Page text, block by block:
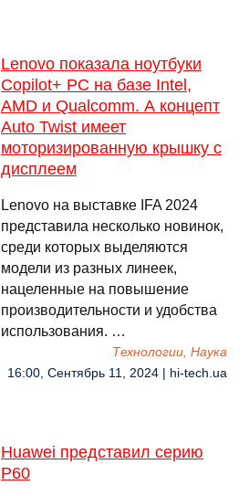
Lenovo показала ноутбуки
Copilot+ PC на базе Intel,
AMD и Qualcomm. А концепт
Auto Twist имеет
моторизированную крышку с
дисплеем
Lenovo на выставке IFA 2024
представила несколько новинок,
среди которых выделяются
модели из разных линеек,
нацеленные на повышение
производительности и удобства
использования. …
Технологии, Наука
16:00, Сентябрь 11, 2024 | hi-tech.ua
Huawei представил серию
P60